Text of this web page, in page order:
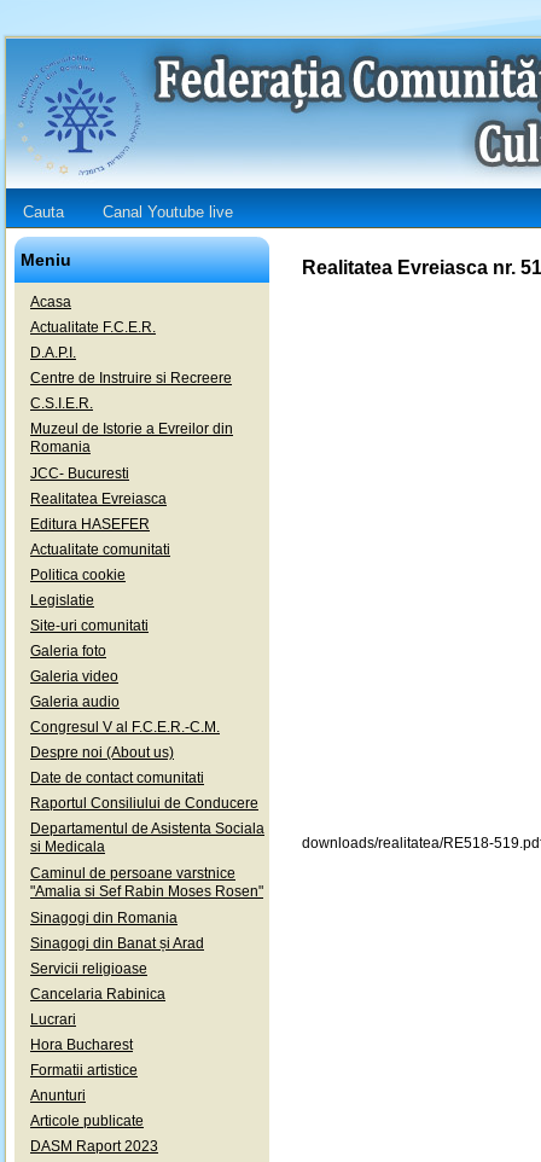
Cauta Canal Youtube live
Meniu
Acasa
Actualitate F.C.E.R.
D.A.P.I.
Centre de Instruire si Recreere
C.S.I.E.R.
Muzeul de Istorie a Evreilor din
Romania
JCC- Bucuresti
Realitatea Evreiasca
Editura HASEFER
Actualitate comunitati
Politica cookie
Legislatie
Site-uri comunitati
Galeria foto
Galeria video
Galeria audio
Congresul V al F.C.E.R.-C.M.
Despre noi (About us)
Date de contact comunitati
Raportul Consiliului de Conducere
Departamentul de Asistenta Sociala
si Medicala
Caminul de persoane varstnice
"Amalia si Sef Rabin Moses Rosen"
Sinagogi din Romania
Sinagogi din Banat și Arad
Servicii religioase
Cancelaria Rabinica
Lucrari
Hora Bucharest
Formatii artistice
Anunturi
Articole publicate
DASM Raport 2023
Realitatea Evreiasca nr.
downloads/realitatea/RE518-